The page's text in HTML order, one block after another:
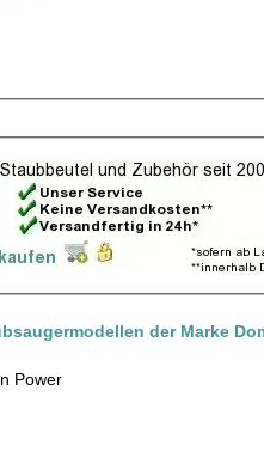
der Marke
Power